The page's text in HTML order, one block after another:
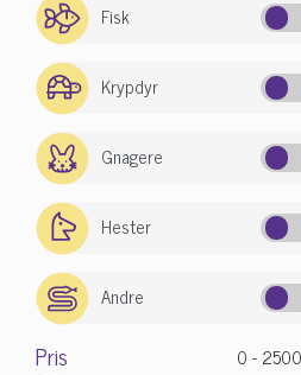
Fisk
Krypdyr
Gnagere
Hester
Andre
Pris